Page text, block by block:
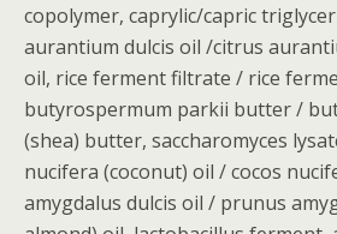
copolymer, caprylic/capric
aurantium dulcis oil /citrus
oil, rice ferment filtrate / rice
butyrospermum parkii butter /
(shea) butter, saccharomyces
nucifera (coconut) oil / cocos
amygdalus dulcis oil / prunus